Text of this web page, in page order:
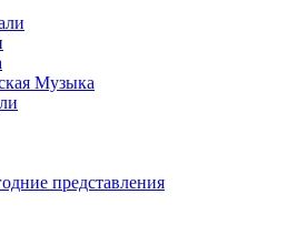
Музыка
представления